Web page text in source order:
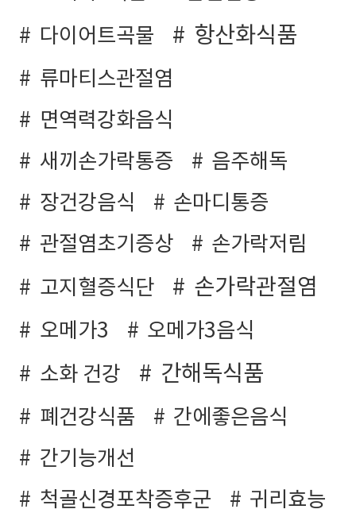
다이어트곡물
항산화식품
류마티스관절염
면역력강화음식
새끼손가락통증
음주해독
장건강음식
손마디통증
관절염초기증상
손가락저림
고지혈증식단
손가락관절염
오메가3
오메가3음식
소화 건강
간해독식품
폐건강식품
간에좋은음식
간기능개선
척골신경포착증후군
귀리효능